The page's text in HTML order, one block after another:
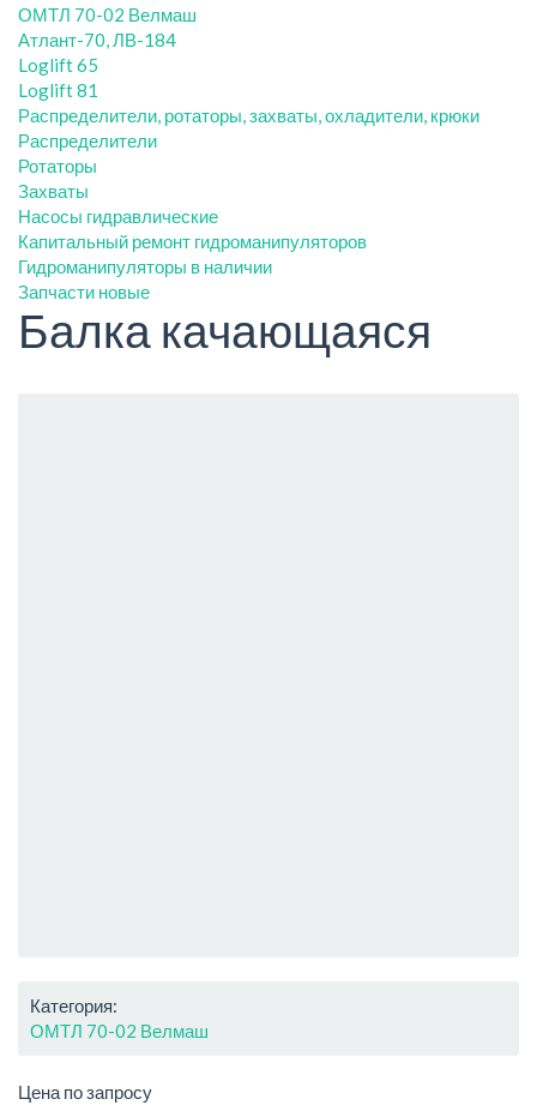
ОМТЛ 70-02 Велмаш
Атлант-70, ЛВ-184
Loglift 65
Loglift 81
Распределители, ротаторы, захваты, охладители, крюки
Распределители
Ротаторы
Захваты
Насосы гидравлические
Капитальный ремонт гидроманипуляторов
Гидроманипуляторы в наличии
Запчасти новые
Балка качающаяся
Категория:
ОМТЛ 70-02 Велмаш
Цена по запросу